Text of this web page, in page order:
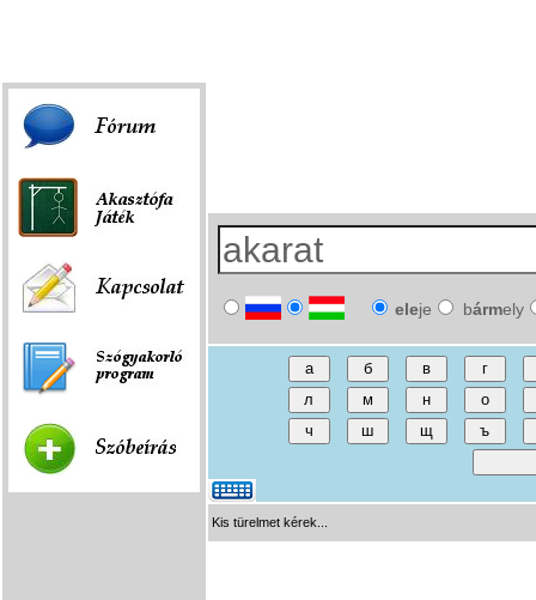
eleje bármely
Kis türelmet kérek...